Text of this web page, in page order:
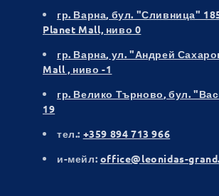
гр. Варна, бул. "Сливница"
Planet Mall, ниво 0
гр. Варна, ул. "Андрей
Mall , ниво -1
гр. Велико Търново, бул.
19
тел.: +359 894 713 966
и-мейл: office@leonidas-